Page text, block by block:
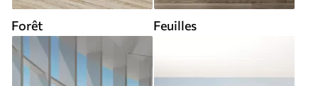
Forêt Feuilles